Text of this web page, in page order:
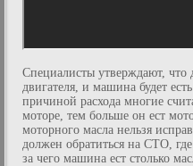
Специалисты утверждают, что
двигателя, и машина будет
причиной расхода многие
моторе, тем больше он ест
моторного масла нельзя
должен обратиться на СТО,
за чего машина ест столько